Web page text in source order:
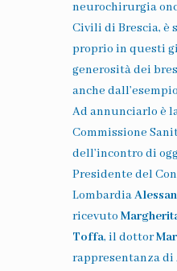
neurochirurgia
Civili di Brescia, è
proprio in questi
generosità dei
anche
Ad annunciarlo è
Commissione
dell’incontro di
Presidente del
Lombardia
ricevuto
Toffa, il dottor
rappresentanza di